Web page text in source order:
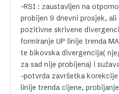
-RSI : zaustavljen na
probijen 9 dnevni prosjek,
pozitivne skrivene
formiranje UP linije trenda
te bikovska divergencija(
za sad nije probijena) i
-potvrda završetka
linije trenda cijene,